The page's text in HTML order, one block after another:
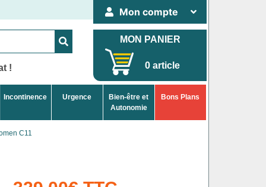
Mon compte
!
MON PANIER
0 article
Incontinence Urgence
Bien-être et
Autonomie
Bons Plans
C11